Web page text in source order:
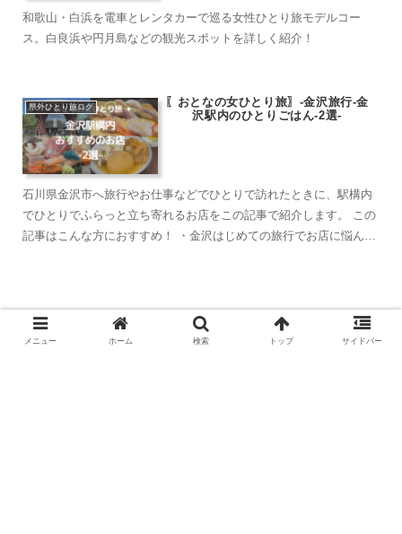
和歌山・白浜を電車とレンタカーで巡る女性ひとり旅モデルコー
ス。白良浜や円月島などの観光スポットを詳しく紹介！
県外ひとり旅ログ
〖おとなの女ひとり旅〗-金沢旅行-金
沢駅内のひとりごはん-2選-
石川県金沢市へ旅行やお仕事などでひとりで訪れたときに、駅構内
でひとりでふらっと立ち寄れるお店をこの記事で紹介します。 この
記事はこんな方におすすめ！ ・金沢はじめての旅行でお店に悩んで
〖MARINE CAFE〗用宗の海の見え
る素敵なカフェ
メニュー ホーム 検索 トップ サイドバー